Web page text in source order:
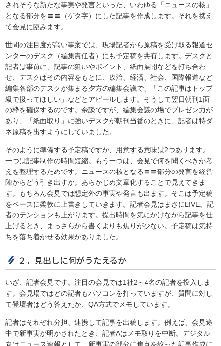
されそうな新たな事実や発言といった、いわゆる「ニュースの核」
となる部分を〓〓（ゲタ字）にした記事を作成します。それを携え
て会見に臨みます。
世間の注目度が高い事案では、現場記者から原稿を受け取る報道セ
ンターのデスク（編集責任者）にも予定稿を共有します。デスクと
記者は事前に、記事の狙いやポイント、紙面展開などを打ち合わ
せ、デスクはその内容をもとに、政治、経済、社会、国際報道など
編集各部のデスクが集まる夕方の編集会議で、「この記事はトップ
級で扱ってほしい」などとアピールします。そうして翌日朝刊1面
の枠を確保するのです。余談ですが、編集会議の場でプレゼン力が
あり、「紙面取り」に強いデスクが朝刊当番のときに、記者は特ダ
ネ原稿を出すようにしていました。
そのように準備する予定稿ですが、用意する意味は2つあります。
一つは記事制作の時間短縮。もう一つは、会見で何を聞くべきか考
えを整理するためです。ニュースの核となる〓〓部分の発言を経営
陣からどう引き出すか。あらかじめ文章化することで見えてきま
す。もちろん会見では想定外の事実や発言も出ます。そこは予定稿
をベースに柔軟に上書きしていきます。記者会見はまさにLIVE。記
者のテンションも上がります。提出時間を気にかけながら記事を仕
上げるとき、まっさらから書くよりも焦りが少ない。予定稿は気持
ちを落ち着かせる効果がありました。
２．見出しに何がうたえるか
いざ、記者会見です。注目の会見では1社2～4名の記者を投入しま
す。会見場ではどの記者もパソコンを打っていますが、質問に対し
て登壇者はどう答えたか、QA方式でメモしています。
記者はそれぞれ分担、連携して記事を出稿します。例えば、会見途
中で新事実が明かされたとき、記者Aはメモ取りを中断。デジタル
向けニュース速報として、新事実の部分に焦点を絞った記事作成に